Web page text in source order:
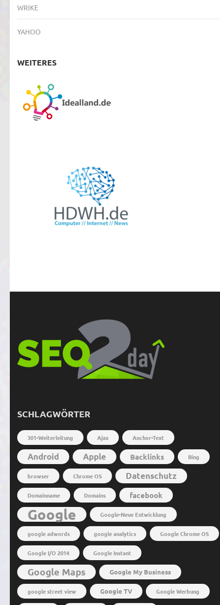
WRIKE
YAHOO
WEITERES
SCHLAGWÖRTER
301-Weiterleitung Ajax Anchor-Text
Android Apple Backlinks Bing
browser Chrome OS Datenschutz
Domainname Domains facebook
Google Google-Neue Entwicklung
google adwords google analytics Google Chrome OS
Google I/O 2014 Google Instant
Google Maps Google My Business
google street view Google TV Google Werbung